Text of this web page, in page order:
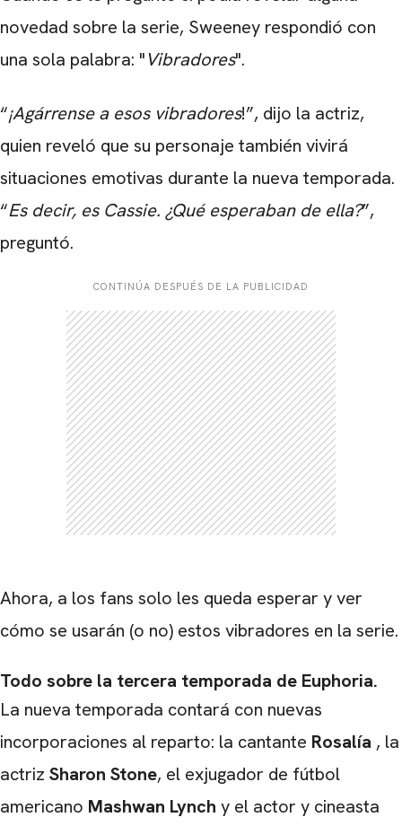
novedad sobre la serie, Sweeney respondió con
una sola palabra: "Vibradores".
“¡Agárrense a esos vibradores!”, dijo la actriz,
quien reveló que su personaje también vivirá
situaciones emotivas durante la nueva temporada.
“Es decir, es Cassie. ¿Qué esperaban de ella?”,
preguntó.
CONTINÚA DESPUÉS DE LA PUBLICIDAD
Ahora, a los fans solo les queda esperar y ver
cómo se usarán (o no) estos vibradores en la serie.
Todo sobre la tercera temporada de Euphoria.
La nueva temporada contará con nuevas
incorporaciones al reparto: la cantante Rosalía , la
actriz Sharon Stone, el exjugador de fútbol
americano Mashwan Lynch y el actor y cineasta